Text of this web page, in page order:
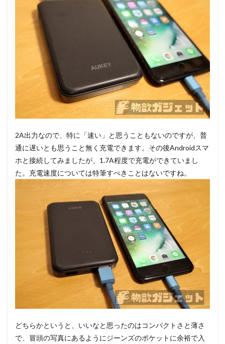
2A出力なので、特に「速い」と思うこともないのですが、普
通に遅いとも思うこと無く充電できます。その後Androidスマ
ホと接続してみましたが、1.7A程度で充電ができていまし
た。充電速度については特筆すべきことはないですね。
どちらかというと、いいなと思ったのはコンパクトさと薄さ
で、冒頭の写真にあるようにジーンズのポケットに余裕で入